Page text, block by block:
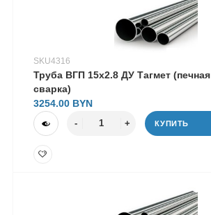
SKU4316
Труба ВГП 15х2.8 ДУ Тагмет (печная
сварка)
3254.00
КУПИТЬ